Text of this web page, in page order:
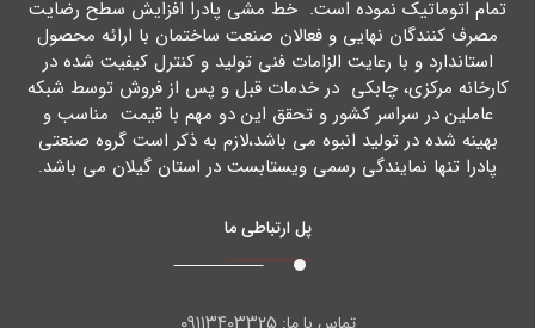
تمام اتوماتیک نموده است. خط مشی پادرا افزایش سطح رضایت
مصرف کنندگان نهایی و فعالان صنعت ساختمان با ارائه محصول
استاندارد و با رعایت الزامات فنی تولید و کنترل کیفیت شده در
کارخانه مرکزي، چابکی در خدمات قبل و پس از فروش توسط شبکه
عاملین در سراسر کشور و تحقق این دو مهم با قیمت مناسب و
بهینه شده در تولید انبوه می باشد،لازم به ذکر است گروه صنعتی
پادرا تنها نمایندگی رسمی ویستابست در استان گیلان می باشد.
پل ارتباطی ما